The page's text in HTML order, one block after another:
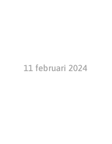
11 februari 2024